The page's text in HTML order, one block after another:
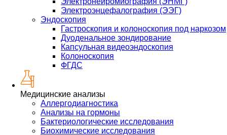
Электроэнцефалография (ЭЭГ)
Эндоскопия
Гастроскопия и колоноскопия под наркозом
Дуоденальное зондирование
Капсульная видеоэндоскопия
Колоноскопия
ФГДС
Медицинские анализы
Аллергодиагностика
Анализы на гормоны
Бактериологические исследования
Биохимические исследования